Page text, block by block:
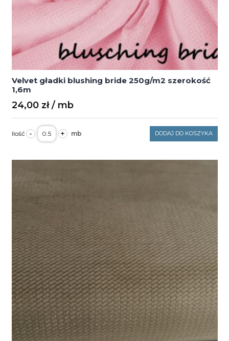
Velvet gładki blushing bride 250g/m2 szerokość
1,6m
24,00 zł
- ilość
Velvet
gładki
bride
+ DODAJ DO KOSZYKA